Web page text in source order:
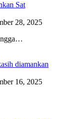
Sat
28, 2025
diamankan
16, 2025